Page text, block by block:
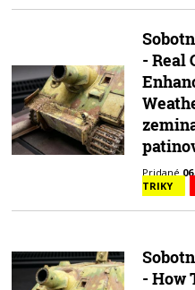
- Real
Pridané
TRIKY
- How